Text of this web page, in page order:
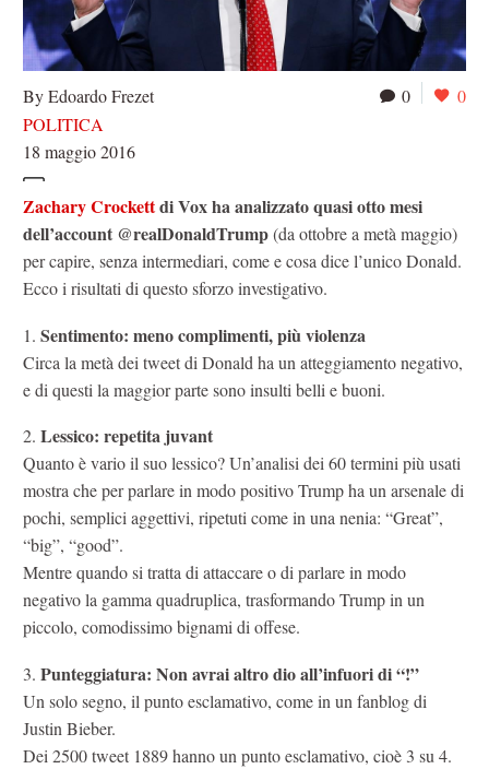
0 0
By Edoardo Frezet
POLITICA
18 maggio 2016
Zachary Crockettdi Vox ha analizzato quasi otto mesi
dell’account @realDonaldTrump(da ottobre a metà maggio)
per capire, senza intermediari, come e cosa dice l’unico Donald.
Ecco i risultati di questo sforzo investigativo.
1. Sentimento: meno complimenti, più violenza
Circa la metà dei tweet di Donald ha un atteggiamento negativo,
e di questi la maggior parte sono insulti belli e buoni.
2. Lessico: repetita juvant
Quanto è vario il suo lessico? Un’analisi dei 60 termini più usati
mostra che per parlare in modo positivo Trump ha un arsenale di
pochi, semplici aggettivi, ripetuti come in una nenia: “Great”,
“big”, “good”.
Mentre quando si tratta di attaccare o di parlare in modo
negativo la gamma quadruplica, trasformando Trump in un
piccolo, comodissimo bignami di offese.
3. Punteggiatura: Non avrai altro dio all’infuori di “!”
Un solo segno, il punto esclamativo, come in un fanblog di
Justin Bieber.
Dei 2500 tweet 1889 hanno un punto esclamativo, cioè 3 su 4.